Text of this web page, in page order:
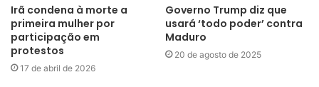
Irã condena à morte a
primeira mulher por
participação em
protestos
17 de abril de 2026
Governo Trump diz que
usará ‘todo poder’ contra
Maduro
20 de agosto de 2025